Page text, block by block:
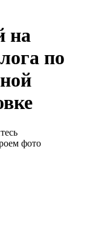
на
по
фото